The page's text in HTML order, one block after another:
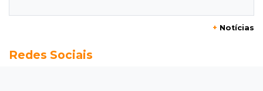
formação de ciclone bomba
23:00Ideb
+ Notícias
Redes Sociais